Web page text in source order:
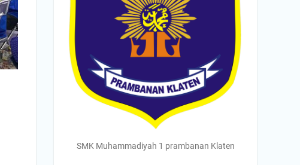
SMK Muhammadiyah 1 prambanan Klaten